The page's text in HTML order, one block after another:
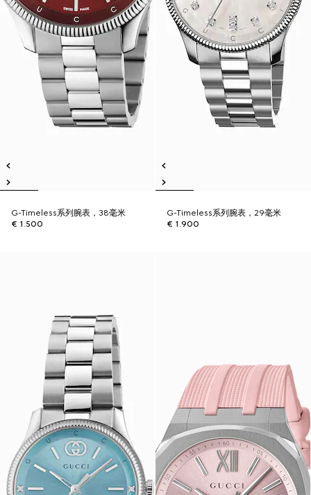
G-Timeless系列腕表，38毫米
€ 1.500
G-Timeless系列腕表，29毫米
€ 1.900